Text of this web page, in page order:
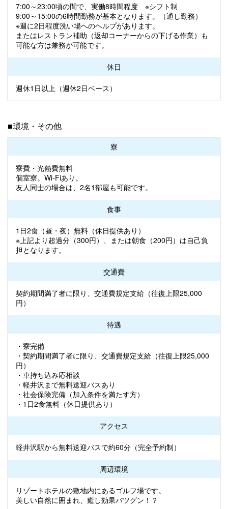
7:00～23:00頃の間で、実働8時間程度 ※シフト制
9:00～15:00の6時間勤務が基本となります。（通し勤務）
※週に2日程度洗い場へのヘルプがあります。
またはレストラン補助（返却コーナーからの下げる作業）も
可能な方は兼務が可能です。
休日
週休1日以上（週休2日ベース）
■環境・その他
寮
寮費・光熱費無料
個室寮。Wi-Fiあり。
友人同士の場合は、2名1部屋も可能です。
食事
1日2食（昼・夜）無料（休日提供あり）
※上記より超過分（300円）、または朝食（200円）は自己負
担となります。
交通費
契約期間満了者に限り、交通費規定支給（往復上限25,000
円）
待遇
・寮完備
・契約期間満了者に限り、交通費規定支給（往復上限25,000
円）
・車持ち込み応相談
・軽井沢まで無料送迎バスあり
・社会保険完備（加入条件を満たす方）
・1日2食無料（休日提供あり）
アクセス
軽井沢駅から無料送迎バスで約60分（完全予約制）
周辺環境
リゾートホテルの敷地内にあるゴルフ場です。
美しい自然に囲まれ、癒し効果バツグン！？